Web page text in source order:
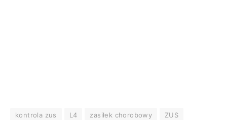
kontrola zus L4 zasiłek chorobowy
ZUS